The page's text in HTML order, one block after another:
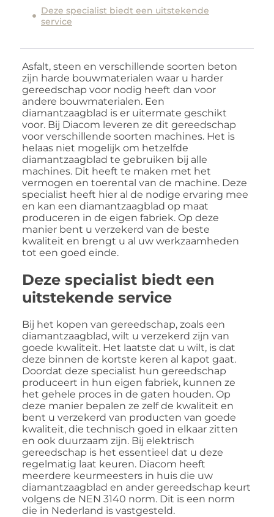
Deze specialist biedt een uitstekende
service
Asfalt, steen en verschillende soorten beton
zijn harde bouwmaterialen waar u harder
gereedschap voor nodig heeft dan voor
andere bouwmaterialen. Een
diamantzaagblad is er uitermate geschikt
voor. Bij Diacom leveren ze dit gereedschap
voor verschillende soorten machines. Het is
helaas niet mogelijk om hetzelfde
diamantzaagblad te gebruiken bij alle
machines. Dit heeft te maken met het
vermogen en toerental van de machine. Deze
specialist heeft hier al de nodige ervaring mee
en kan een diamantzaagblad op maat
produceren in de eigen fabriek. Op deze
manier bent u verzekerd van de beste
kwaliteit en brengt u al uw werkzaamheden
tot een goed einde.
Deze specialist biedt een
uitstekende service
Bij het kopen van gereedschap, zoals een
diamantzaagblad, wilt u verzekerd zijn van
goede kwaliteit. Het laatste dat u wilt, is dat
deze binnen de kortste keren al kapot gaat.
Doordat deze specialist hun gereedschap
produceert in hun eigen fabriek, kunnen ze
het gehele proces in de gaten houden. Op
deze manier bepalen ze zelf de kwaliteit en
bent u verzekerd van producten van goede
kwaliteit, die technisch goed in elkaar zitten
en ook duurzaam zijn. Bij elektrisch
gereedschap is het essentieel dat u deze
regelmatig laat keuren. Diacom heeft
meerdere keurmeesters in huis die uw
diamantzaagblad en ander gereedschap keurt
volgens de NEN 3140 norm. Dit is een norm
die in Nederland is vastgesteld.